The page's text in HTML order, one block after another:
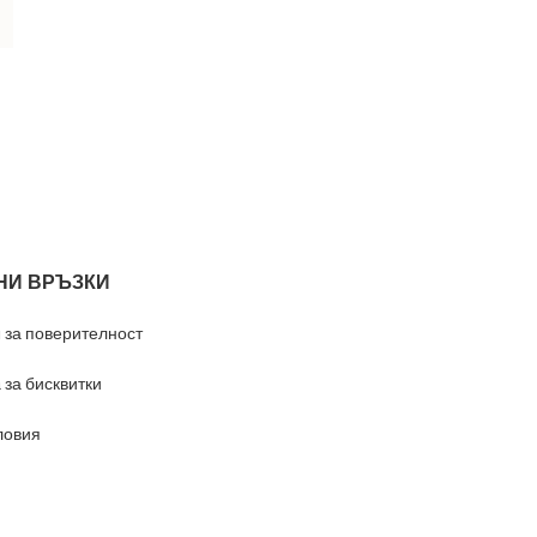
ВРЪЗКИ
поверителност
бисквитки